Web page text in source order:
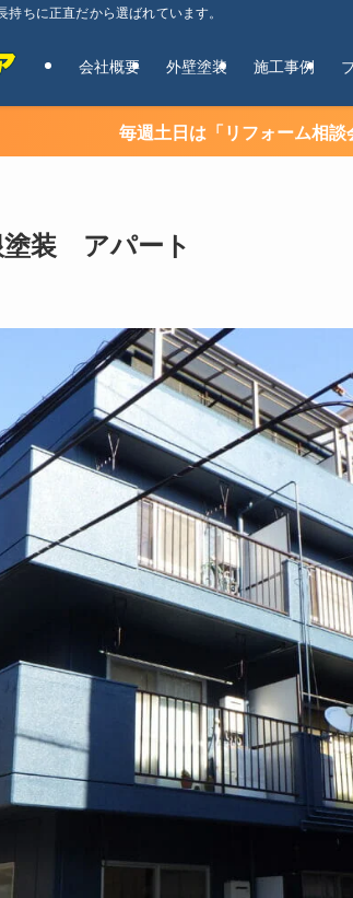
ちに正直だから選ばれています。
会社概要 外壁塗装 施工事例
毎週土日は「リフォーム相談
装 アパート